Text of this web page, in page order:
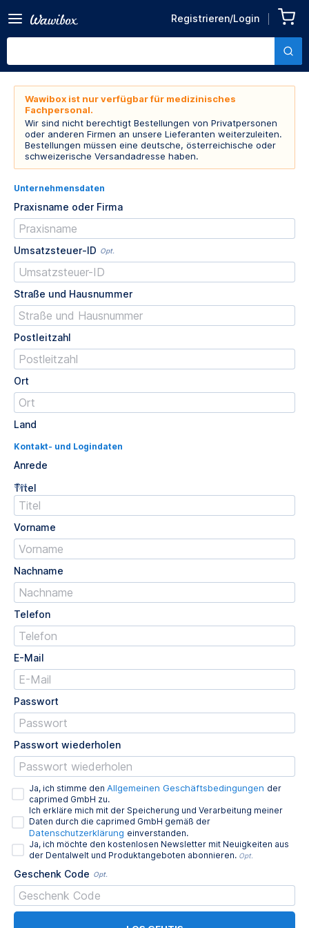
Registrieren/Login
Wawibox ist nur verfügbar für medizinisches
Fachpersonal.
Wir sind nicht berechtigt Bestellungen von Privatpersonen
oder anderen Firmen an unsere Lieferanten weiterzuleiten.
Bestellungen müssen eine deutsche, österreichische oder
schweizerische Versandadresse haben.
Unternehmensdaten
Praxisname oder Firma
Umsatzsteuer-ID Opt.
Straße und Hausnummer
Postleitzahl
Ort
Land
Kontakt- und Logindaten
Anrede
Titel
Opt.
Vorname
Nachname
Telefon
E-Mail
Passwort
Passwort wiederholen
Ja, ich stimme den Allgemeinen Geschäftsbedingungen der
caprimed GmbH zu.
Ich erkläre mich mit der Speicherung und Verarbeitung meiner
Daten durch die caprimed GmbH gemäß der
Datenschutzerklärung einverstanden.
Ja, ich möchte den kostenlosen Newsletter mit Neuigkeiten aus
der Dentalwelt und Produktangeboten abonnieren. Opt.
Geschenk Code Opt.